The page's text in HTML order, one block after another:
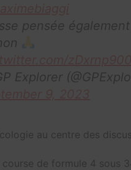
pensée
Explorer
au centre des
course de formule 4 sous